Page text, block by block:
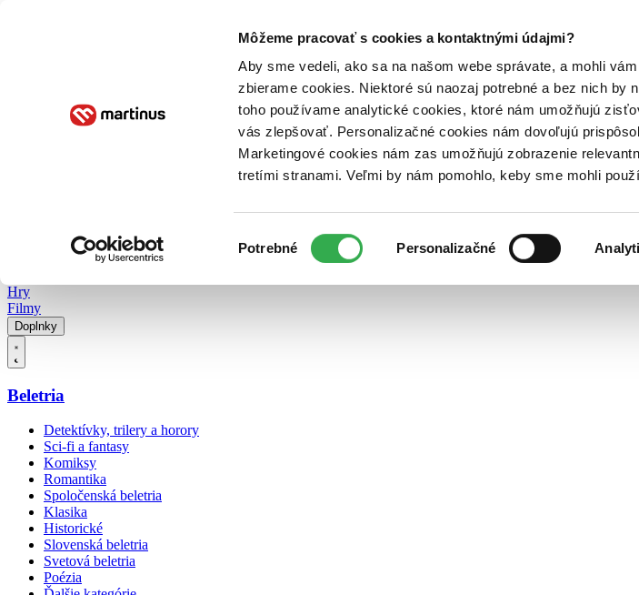
Môžeme pracovať s cookies a kontaktnými údajmi?
Aby sme vedeli, ako sa na našom webe správate, a mohli
zbierame cookies. Niektoré sú naozaj potrebné a bez nich by
toho používame analytické cookies, ktoré nám umožňujú
vás zlepšovať. Personalizačné cookies nám dovoľujú
Marketingové cookies nám zas umožňujú zobrazenie
tretími stranami. Veľmi by nám pomohlo, keby sme mohli
súhlasu
Potrebné Personalizačné
Poukážky Kontakt
Hry
Filmy
Doplnky
Beletria
Detektívky, trilery a horory
Sci-fi a fantasy
Komiksy
Romantika
Spoločenská beletria
Klasika
Historické
Slovenská beletria
Svetová beletria
Poézia